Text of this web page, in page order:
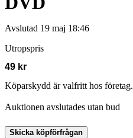
Avslutad 19 maj 18:46
Utropspris
49 kr
Köparskydd är valfritt hos företag.
Auktionen avslutades utan bud
Skicka köpförfrågan